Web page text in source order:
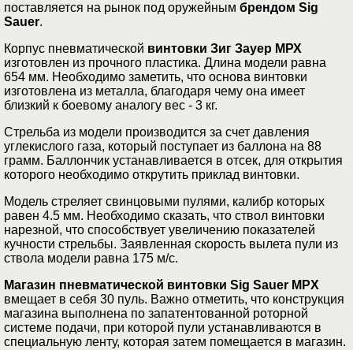
поставляется на рынок под оружейным брендом Sig
Sauer.
Корпус пневматической винтовки Зиг Зауер МРХ
изготовлен из прочного пластика. Длина модели равна
654 мм. Необходимо заметить, что основа винтовки
изготовлена из металла, благодаря чему она имеет
близкий к боевому аналогу вес - 3 кг.
Стрельба из модели производится за счет давления
углекислого газа, который поступает из баллона на 88
грамм. Баллончик устанавливается в отсек, для открытия
которого необходимо открутить приклад винтовки.
Модель стреляет свинцовыми пулями, калибр которых
равен 4.5 мм. Необходимо сказать, что ствол винтовки
нарезной, что способствует увеличению показателей
кучности стрельбы. Заявленная скорость вылета пули из
ствола модели равна 175 м/с.
Магазин пневматической винтовки Sig Sauer MPX
вмещает в себя 30 пуль. Важно отметить, что конструкция
магазина выполнена по запатентованной роторной
системе подачи, при которой пули устанавливаются в
специальную ленту, которая затем помещается в магазин.